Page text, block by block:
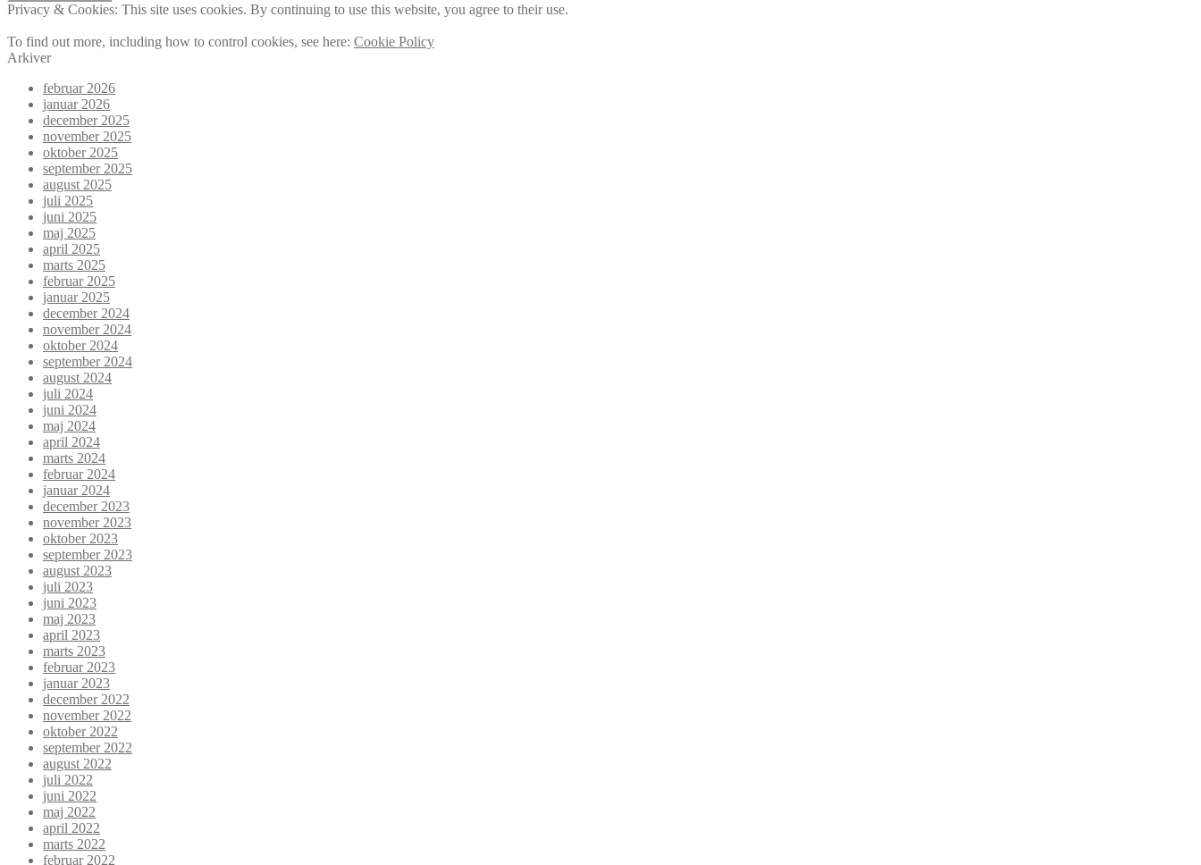
Privacy & Cookies: This site uses cookies. By continuing to use this website, you agree to their use.
To find out more, including how to control cookies, see here: Cookie Policy
Arkiver
februar 2026
januar 2026
december 2025
november 2025
oktober 2025
september 2025
august 2025
juli 2025
juni 2025
maj 2025
april 2025
marts 2025
februar 2025
januar 2025
december 2024
november 2024
oktober 2024
september 2024
august 2024
juli 2024
juni 2024
maj 2024
april 2024
marts 2024
februar 2024
januar 2024
december 2023
november 2023
oktober 2023
september 2023
august 2023
juli 2023
juni 2023
maj 2023
april 2023
marts 2023
februar 2023
januar 2023
december 2022
november 2022
oktober 2022
september 2022
august 2022
juli 2022
juni 2022
maj 2022
april 2022
marts 2022
februar 2022